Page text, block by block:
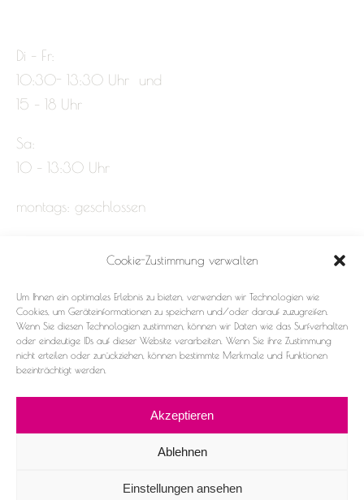
Cookie-Zustimmung verwalten
Um Ihnen ein optimales Erlebnis zu bieten, verwenden wir Technologien wie
Cookies, um Geräteinformationen zu speichern und/oder darauf zuzugreifen.
Wenn Sie diesen Technologien zustimmen, können wir Daten wie das Surfverhalten
oder eindeutige IDs auf dieser Website verarbeiten. Wenn Sie ihre Zustimmung
nicht erteilen oder zurückziehen, können bestimmte Merkmale und Funktionen
beeinträchtigt werden.
Akzeptieren
Ablehnen
Einstellungen ansehen
Di – Fr:
10:30- 13:30 Uhr und
15 – 18 Uhr
Sa:
10 – 13:30 Uhr
montags: geschlossen
Datenschutz
Cookie-Richtlinie (EU)